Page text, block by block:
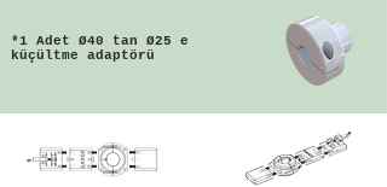
*1 Adet Ø40 tan Ø25 e
küçültme adaptörü